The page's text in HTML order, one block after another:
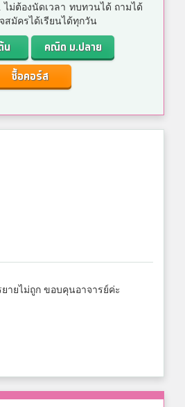
ไม่ต้องนัดเวลา ทบทวนได้ ถามได้
สมัครได้เรียนได้ทุกวัน
น
คณิต ม.ปลาย
ซื้อคอร์ส
ยายไม่ถูก ขอบคุนอาจารย์ค่ะ